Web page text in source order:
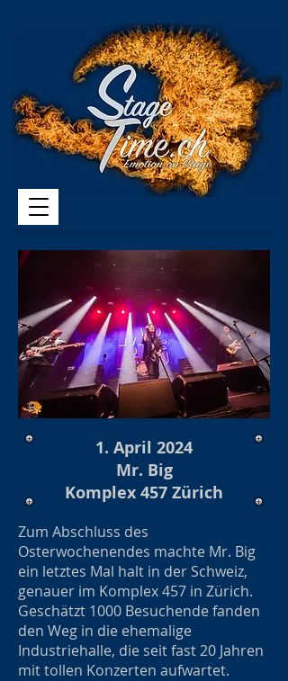
1. April 2024
Mr. Big
Komplex 457 Zürich
Zum Abschluss des
Osterwochenendes machte Mr. Big
ein letztes Mal halt in der Schweiz,
genauer im Komplex 457 in Zürich.
Geschätzt 1000 Besuchende fanden
den Weg in die ehemalige
Industriehalle, die seit fast 20 Jahren
mit tollen Konzerten aufwartet.